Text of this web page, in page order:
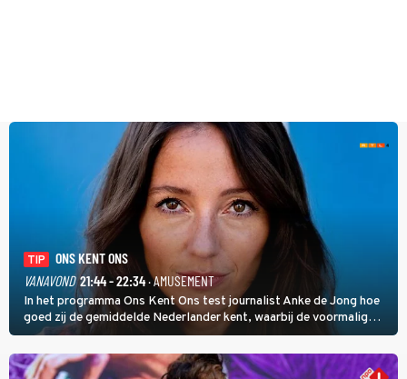
TIP
ONS KENT ONS
VANAVOND 21:44 - 22:34· AMUSEMENT
In het programma Ons Kent Ons test journalist Anke de Jong hoe
goed zij de gemiddelde Nederlander kent, waarbij de voormalig
hoofdredacteur van modebladen Glamour en Elle het samen met
rapper Keizer opneemt tegen Edson da Graça en Marc-Marie
Huijbregts.